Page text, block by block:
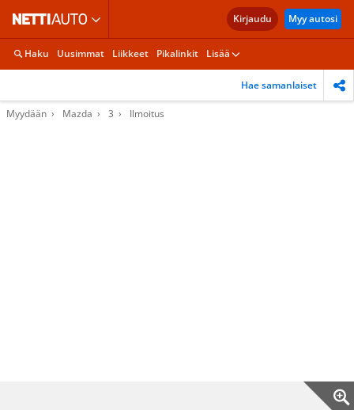
Kirjaudu Myy autosi
Haku Uusimmat Liikkeet Pikalinkit Lisää
Hae samanlaiset
Myydään Mazda 3 Ilmoitus